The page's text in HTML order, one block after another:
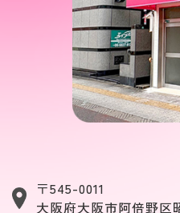
〒545-0011
大阪府大阪市阿倍野区